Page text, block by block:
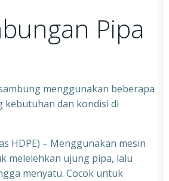
Pipa
menggunakan beberapa
kebutuhan dan kondisi di
HDPE) – Menggunakan mesin
melelehkan ujung pipa, lalu
menyatu. Cocok untuk